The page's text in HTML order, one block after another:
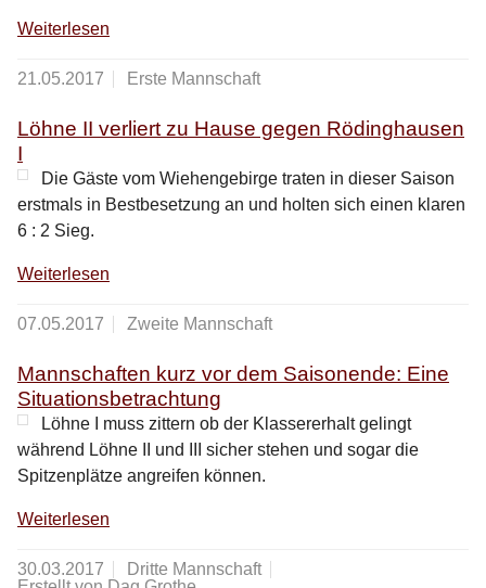
Weiterlesen
21.05.2017 Erste Mannschaft
Löhne II verliert zu Hause gegen Rödinghausen
I
Die Gäste vom Wiehengebirge traten in dieser Saison
erstmals in Bestbesetzung an und holten sich einen klaren
6 : 2 Sieg.
Weiterlesen
07.05.2017 Zweite Mannschaft
Mannschaften kurz vor dem Saisonende: Eine
Situationsbetrachtung
Löhne I muss zittern ob der Klassererhalt gelingt
während Löhne II und III sicher stehen und sogar die
Spitzenplätze angreifen können.
Weiterlesen
30.03.2017
Dritte Mannschaft